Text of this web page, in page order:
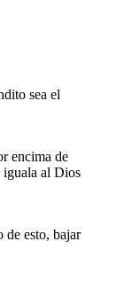
sea el
encima de
iguala al Dios
de esto, bajar